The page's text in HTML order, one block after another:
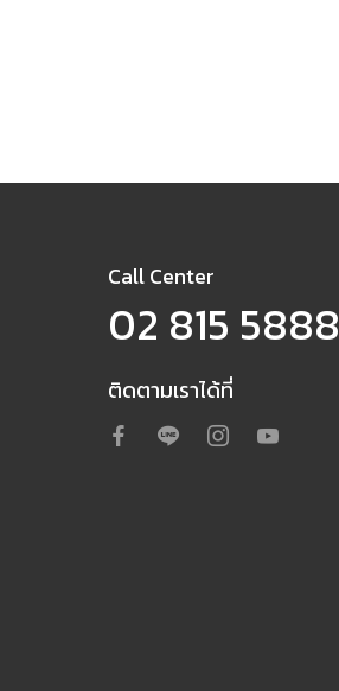
Call Center
02 815 5888
ติดตามเราได้ที่